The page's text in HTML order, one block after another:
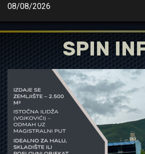
Skip
content
08/08/2026
SPIN